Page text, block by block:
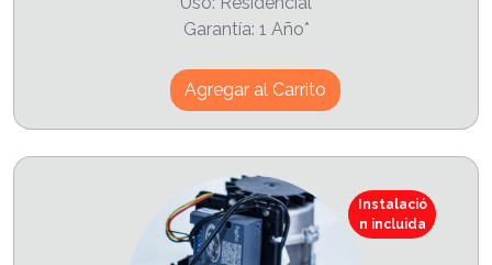
Garantía: 1 Año*
Agregar al Carrito
Instalació
n incluida